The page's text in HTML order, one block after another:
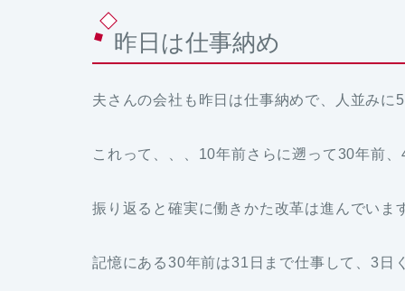
昨日は仕事納め
夫さんの会社も昨日は仕事納めで、人並みに
これって、、、10年前さらに遡って30年前
振り返ると確実に働きかた改革は進んでいま
記憶にある30年前は31日まで仕事して、3日